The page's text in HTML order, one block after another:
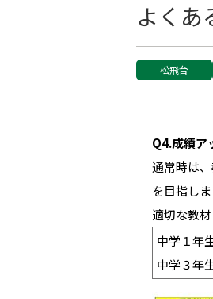
よく
松飛台
Q4.成績ア
通常時は
を目指しま
適切な教
中学１年
中学３年